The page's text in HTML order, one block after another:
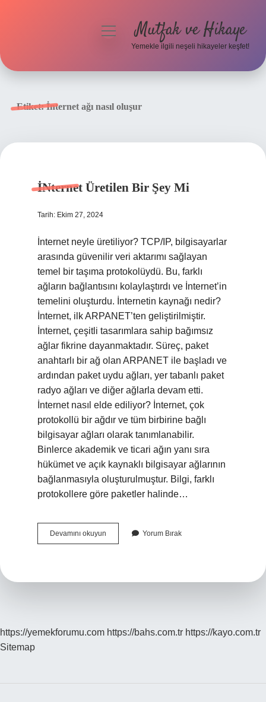
menüyüMutfak ve Hikaye
Yemekle ilgili neşeli hikayeler keşfet!
Etiket:İnternet ağı nasıl oluşur
İNternet Üretilen Bir Şey Mi
Tarih: Ekim 27, 2024
İnternet neyle üretiliyor? TCP/IP, bilgisayarlar
arasında güvenilir veri aktarımı sağlayan
temel bir taşıma protokolüydü. Bu, farklı
ağların bağlantısını kolaylaştırdı ve İnternet’in
temelini oluşturdu. İnternetin kaynağı nedir?
İnternet, ilk ARPANET’ten geliştirilmiştir.
İnternet, çeşitli tasarımlara sahip bağımsız
ağlar fikrine dayanmaktadır. Süreç, paket
anahtarlı bir ağ olan ARPANET ile başladı ve
ardından paket uydu ağları, yer tabanlı paket
radyo ağları ve diğer ağlarla devam etti.
İnternet nasıl elde ediliyor? İnternet, çok
protokollü bir ağdır ve tüm birbirine bağlı
bilgisayar ağları olarak tanımlanabilir.
Binlerce akademik ve ticari ağın yanı sıra
hükümet ve açık kaynaklı bilgisayar ağlarının
bağlanmasıyla oluşturulmuştur. Bilgi, farklı
protokollere göre paketler halinde…
Devamını okuyun
Üretilen
Yorum Bırak
https://yemekforumu.com https://bahs.com.tr https://kayo.com.tr
Sitemap